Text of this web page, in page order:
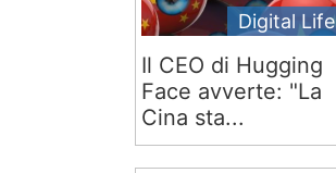
Digital Life
Il CEO di Hugging
Face avverte: "La
Cina sta...